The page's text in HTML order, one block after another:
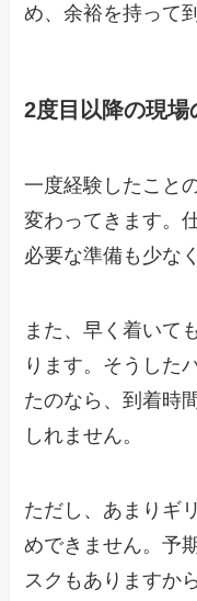
め、余裕を持って
2度目以降の現場
一度経験したこと
変わってきます。
必要な準備も少な
また、早く着いて
ります。そうした
たのなら、到着時
しれません。
ただし、あまりギ
めできません。予
スクもありますか